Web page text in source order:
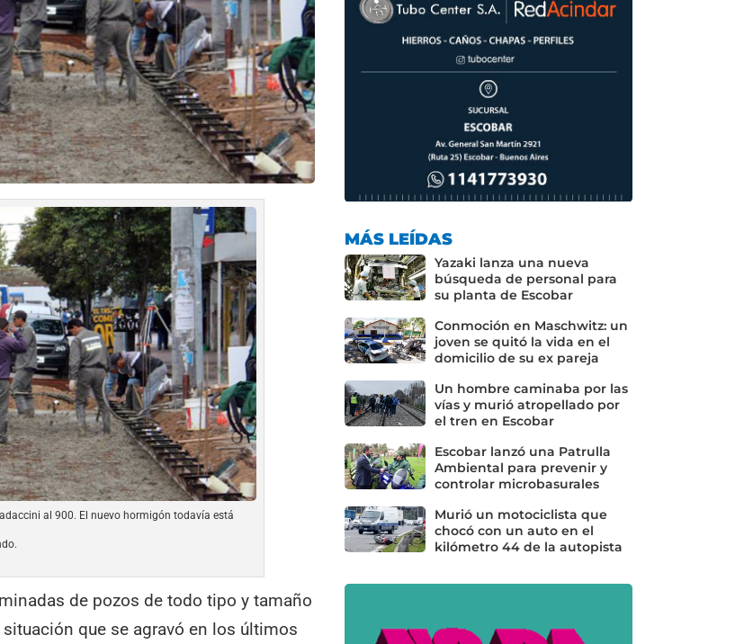
al 900. El nuevo hormigón todavía está
de pozos de todo tipo y tamaño
que se agravó en los últimos
MÁS LEÍDAS
Yazaki lanza una nueva
búsqueda de personal para
su planta de Escobar
Conmoción en Maschwitz: un
joven se quitó la vida en el
domicilio de su ex pareja
Un hombre caminaba por las
vías y murió atropellado por
el tren en Escobar
Escobar lanzó una Patrulla
Ambiental para prevenir y
controlar microbasurales
Murió un motociclista que
chocó con un auto en el
kilómetro 44 de la autopista